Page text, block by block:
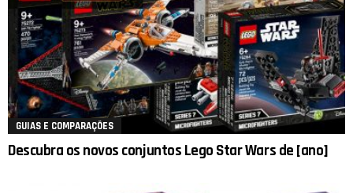
GUIAS E COMPARAÇÕES
Descubra os novos conjuntos Lego Star Wars de [ano]